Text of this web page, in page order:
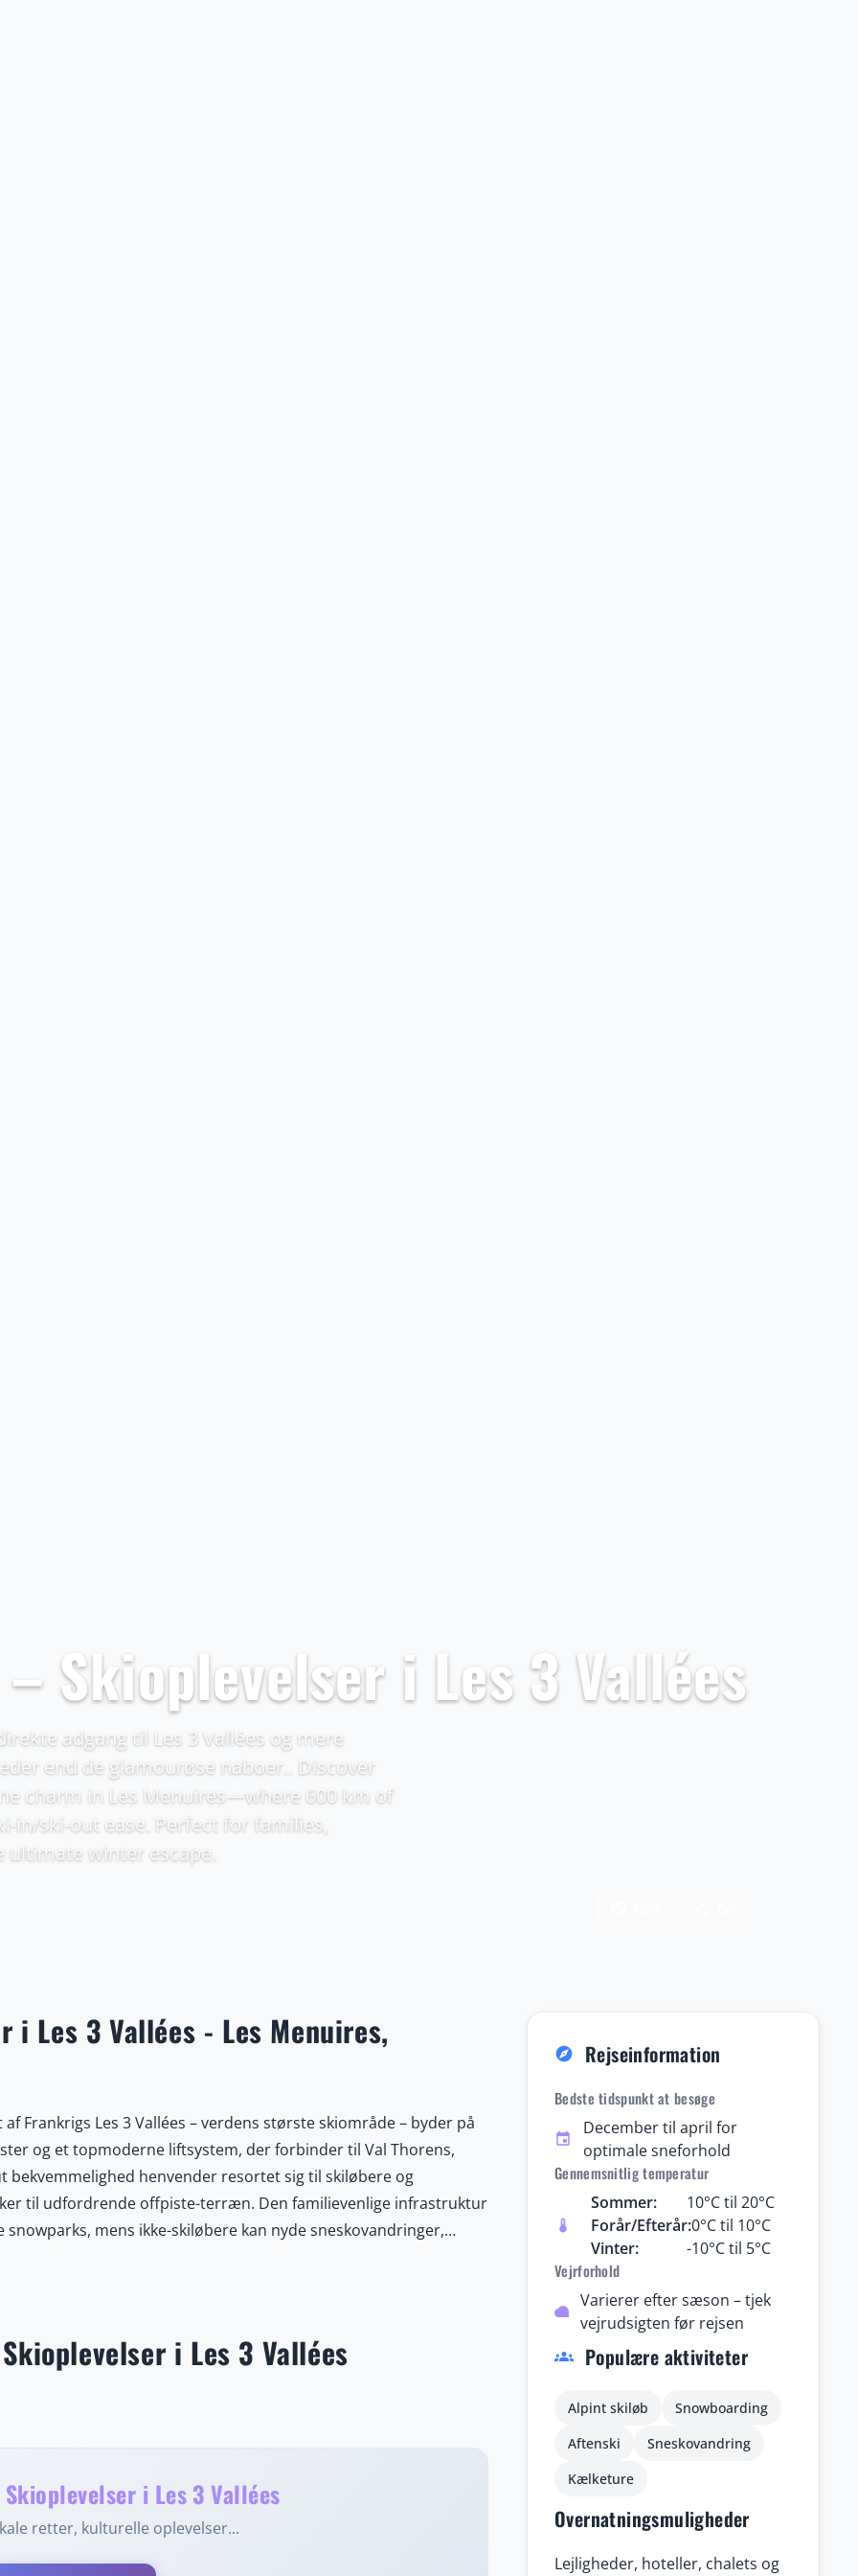
Skioplevelser i Les 3 Vallées
adgang til Les 3 Vallées og mere
end de glamourøse naboer.. Discover
charm in Les Menuires—where 600 km of
in/ski-out ease. Perfect for families,
winter escape.
i Les 3 Vallées - Les Menuires,
Frankrigs Les 3 Vallées – verdens største skiområde – byder på
og et topmoderne liftsystem, der forbinder til Val Thorens,
henvender resortet sig til skiløbere og
til udfordrende offpiste-terræn. Den familievenlige infrastruktur
mens ikke-skiløbere kan nyde sneskovandringer,
eventyrlystne og dem, der søger afslapning. Med sin
og attraktive priser i forhold til de mere eksklusive
i Les 3 Vallées
i Les 3 Vallées
retter, kulturelle oplevelser...
explore Rejseinformation
Bedste tidspunkt at besøge
event
December til april for
optimale sneforhold
Gennemsnitlig temperatur
thermostat
Sommer:
10°C til 20°C
Forår/Efterår:0°C til 10°C
Vinter:
-10°C til 5°C
Vejrforhold
cloud
Varierer efter sæson – tjek
vejrudsigten før rejsen
groups Populære aktiviteter
Alpint skiløb
Snowboarding
Aftenski
Sneskovandring
Kælketure
Overnatningsmuligheder
Lejligheder, hoteller, chalets og